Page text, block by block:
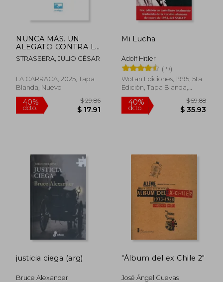
NUNCA MÁS. UN
ALEGATO CONTRA LA
BARBARIE
STRASSERA, JULIO CÉSAR
LA CARRACA, 2025, Tapa
Blanda, Nuevo
40%
dcto.
Mi Lucha
Adolf Hitler
(19)
Wotan Ediciones, 1995, 5ta
Edición, Tapa Blanda,
Nuevo
40%
dcto.
justicia ciega (arg)
Bruce Alexander
"Álbum del ex Chile 2"
José Ángel Cuevas